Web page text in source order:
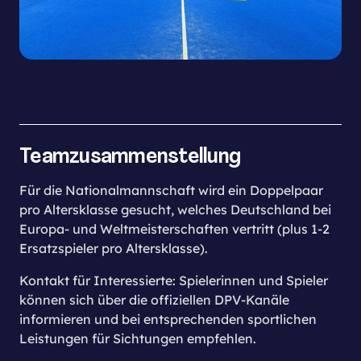
Teamzusammenstellung
Für die Nationalmannschaft wird ein Doppelpaar
pro Altersklasse gesucht, welches Deutschland bei
Europa- und Weltmeisterschaften vertritt (plus 1-2
Ersatzspieler pro Altersklasse).
Kontakt für Interessierte: Spielerinnen und Spieler
können sich über die offiziellen DPV-Kanäle
informieren und bei entsprechenden sportlichen
Leistungen für Sichtungen empfehlen.